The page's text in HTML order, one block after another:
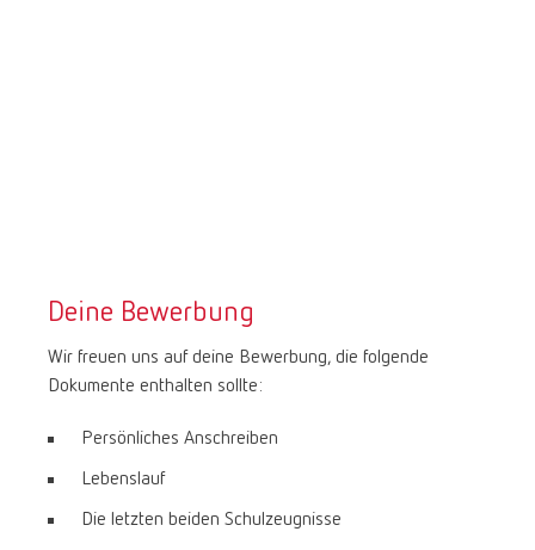
Deine Bewerbung
Wir freuen uns auf deine Bewerbung, die folgende
Dokumente enthalten sollte:
Persönliches Anschreiben
Lebenslauf
Die letzten beiden Schulzeugnisse